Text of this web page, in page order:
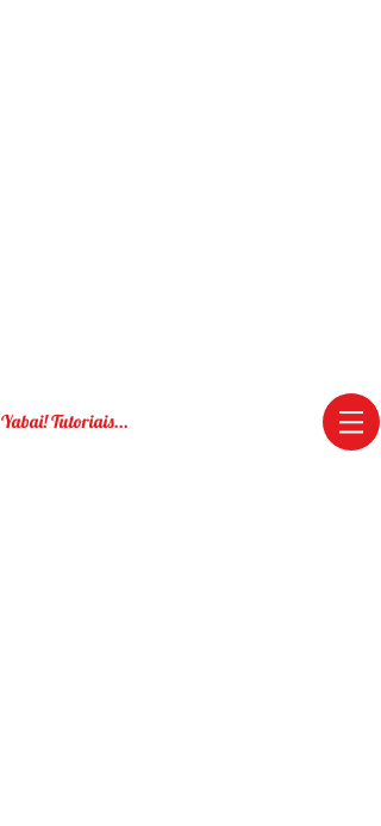
Yabai! Tutoriais...